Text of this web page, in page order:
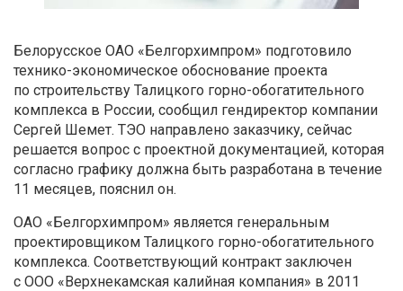
Белорусское ОАО «Белгорхимпром» подготовило
технико-экономическое обоснование проекта
по строительству Талицкого горно-обогатительного
комплекса в России, сообщил гендиректор компании
Сергей Шемет. ТЭО направлено заказчику, сейчас
решается вопрос с проектной документацией, которая
согласно графику должна быть разработана в течение
11 месяцев, пояснил он.
ОАО «Белгорхимпром» является генеральным
проектировщиком Талицкого горно-обогатительного
комплекса. Соответствующий контракт заключен
с ООО «Верхнекамская калийная компания» в 2011